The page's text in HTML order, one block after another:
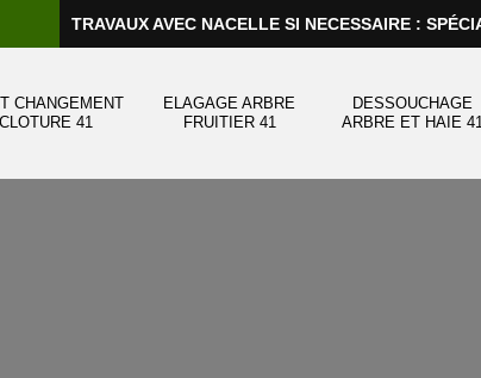
TRAVAUX AVEC NACELLE SI NECESSAIRE :
CHANGEMENT
41
ELAGAGE ARBRE
FRUITIER 41
DESSOUCHAGE
ARBRE ET HAIE